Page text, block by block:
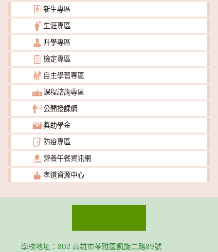
新生專區
生涯專區
升學專區
檢定專區
自主學習專區
課程諮詢專區
公開授課網
獎助學金
防疫專區
營養午餐資訊網
孝道資源中心
學校地址：802 高雄市苓雅區凱旋二路89號